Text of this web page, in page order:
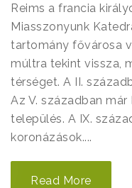
Reims a francia
Miasszonyunk
tartomány fővárosa
múltra tekint vissza,
térséget. A II.
Az V. században
település. A IX.
koronázások....
Read More